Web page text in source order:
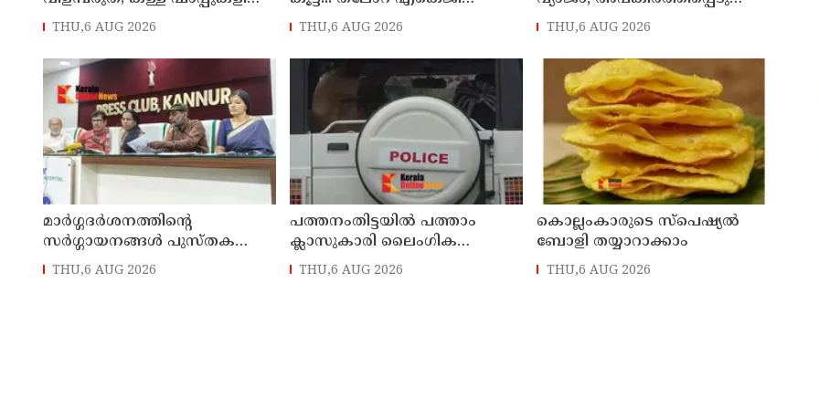
ഭക്ഷണ വിതരണത്തിന്
കര്‍ശനമാക്കി എക്‌സൈസ്
THU,6 AUG 2026
ഗ്രന്ഥാലയത്തിൽ നാടൻ
പ്രദർശനവും ക്ലാസും
സംഘടിപ്പിച്ചു
THU,6 AUG 2026
വി കുഞ്ഞികൃഷ്ണനെതിരെ
മധുസൂദനൻ
THU,6 AUG 2026
മാർഗ്ഗദർശനത്തിന്റെ
സർഗ്ഗായനങ്ങൾ പുസ്തക
പ്രകാശനം ഓഗസ്റ്റ് എട്ടിന്
കണ്ണൂരിൽ
THU,6 AUG 2026
പത്തനംതിട്ടയിൽ പത്താം
ക്ലാസുകാരി ലൈംഗിക
ചൂഷണത്തിനിരയായി;
അച്ഛനടക്കം ഏഴ് പേർ
THU,6 AUG 2026
കൊല്ലംകാരുടെ സ്പെഷ്യൽ
ബോളി തയ്യാറാക്കാം
THU,6 AUG 2026